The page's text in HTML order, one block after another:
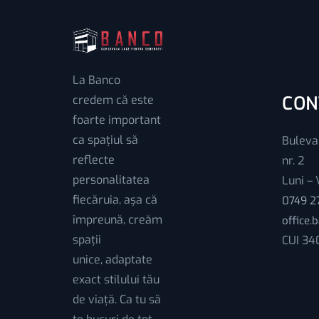
La Banco
credem că este
foarte important
ca spațiul să
reflecte
personalitatea
fiecăruia, așa că
împreună, creăm
spații
unice, adaptate
exact stilului tău
de viață. Ca tu să
nr. 2
Luni –
0749
CUI